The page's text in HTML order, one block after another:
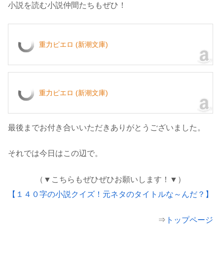
小説を読む小説仲間たちもぜひ！
重力ピエロ (新潮文庫)
重力ピエロ (新潮文庫)
最後までお付き合いいただきありがとうございました。
それでは今日はこの辺で。
（▼こちらもぜひぜひお願いします！▼）
【１４０字の小説クイズ！元ネタのタイトルな～んだ？】
⇒ トップページ